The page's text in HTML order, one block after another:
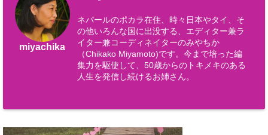
miyachika
ネパールのポカラ在住、時々日本やタイ、そ
の他いろんな国に出没する、エディター兼ラ
イター兼コーディネイターのみやちか
（Chikako Miyamoto)です。今まで培った編
集力を駆使して、50歳からのトキメキのある
人生を発信し続けるお姉さん。